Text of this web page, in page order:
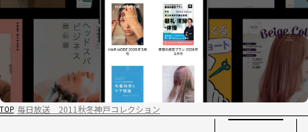
TOP 毎日放送 2011秋冬神戸コレクション